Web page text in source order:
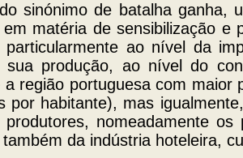
sinónimo de batalha ganha,
matéria de sensibilização e
particularmente ao nível da
sua produção, ao nível do
a região portuguesa com maior
por habitante), mas
nomeadamente os
da indústria hoteleira,